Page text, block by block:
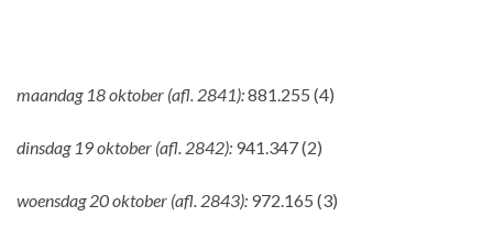
maandag 18 oktober (afl. 2841):881.255 (4)
dinsdag 19 oktober (afl. 2842): 941.347 (2)
woensdag 20 oktober (afl. 2843): 972.165 (3)